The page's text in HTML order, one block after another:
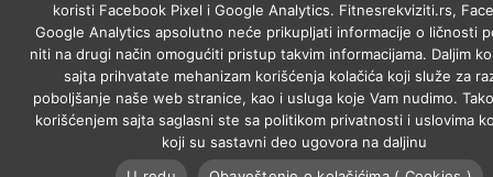
koristi Facebook Pixel i Google Analytics. Fitnesrekviziti.rs,
Google Analytics apsolutno neće prikupljati informacije o ličnosti
niti na drugi način omogućiti pristup takvim informacijama. Daljim
sajta prihvatate mehanizam korišćenja kolačića koji služe za
poboljšanje naše web stranice, kao i usluga koje Vam nudimo.
korišćenjem sajta saglasni ste sa politikom privatnosti i uslovima
koji su sastavni deo ugovora na daljinu